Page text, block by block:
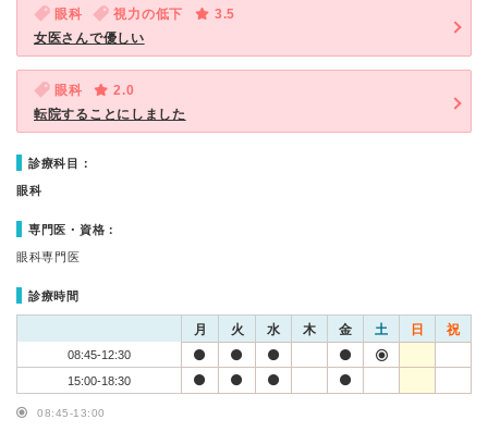
眼科 視力の低下
3.5
女医さんで優しい
眼科
2.0
転院することにしました
診療科目：
眼科
専門医・資格：
眼科専門医
診療時間
月 火 水 木 金 土 日 祝
08:45-12:30
15:00-18:30
08:45-13:00